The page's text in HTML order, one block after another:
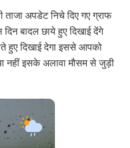
ताजा अपडेट निचे दिए गए ग्राफ
बादल छाये हुए दिखाई देंगे
हुए दिखाई देगा इससे आपको
नहीं इसके अलावा मौसम से जुड़ी